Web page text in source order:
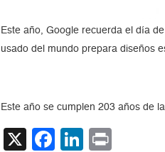
Este año, Google recuerda el día
usado del mundo prepara diseños
Este año se cumplen 203 años de
X Facebook
LinkedIn